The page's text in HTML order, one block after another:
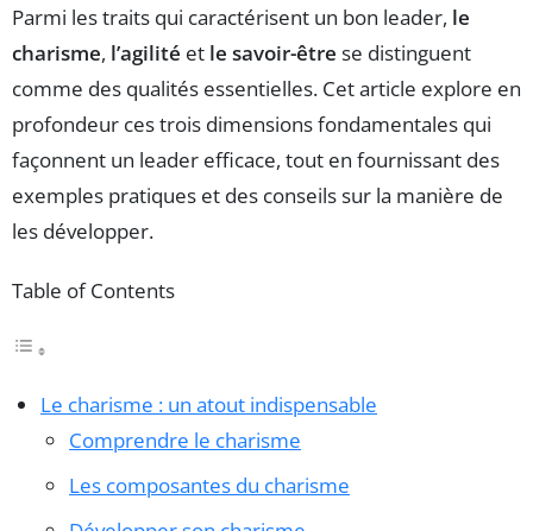
Parmi les traits qui caractérisent un bon leader, le
charisme, l’agilité et le savoir-être se distinguent
comme des qualités essentielles. Cet article explore en
profondeur ces trois dimensions fondamentales qui
façonnent un leader efficace, tout en fournissant des
exemples pratiques et des conseils sur la manière de
les développer.
Table of Contents
Le charisme : un atout indispensable
Comprendre le charisme
Les composantes du charisme